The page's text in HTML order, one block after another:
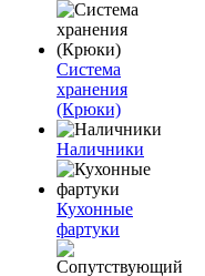
Система
хранения
(Крюки)
Наличники
Кухонные
фартуки